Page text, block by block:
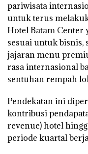
pariwisata
untuk terus
Hotel Batam Center
sesuai untuk
jajaran menu
rasa internasional
sentuhan rempah
Pendekatan ini
kontribusi
revenue) hotel
periode kuartal